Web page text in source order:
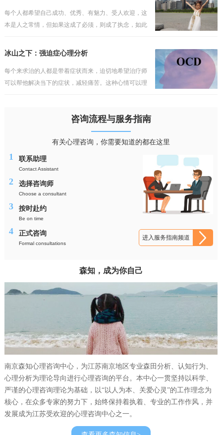
每个人都希望自己成功、优秀、有魅力、受人欢迎，这
本是人之常情，但如果这成了必须，则成了执念，如此
过陷入其中的人依然会把执念当成理想，当成纯真的追
冰山之下：强迫症心理分析
每个来求治的人都是带着症状而来，迫切地希望治疗师
可以帮他解决当下的症状，减轻痛苦。这种心情可以理
咨询流程与服务指南
有关心理咨询，你需要知道的都在这里
进入服务指南频道
1 联系助理
Contact Assistant
2 选择咨询师
Choose a consultant
3 按时赴约
Be on time
4 正式咨询
Formal consultations
森知，成为你自己
南京森知心理咨询中心，为江苏南京地区专业森田分析、认知行为、
心理分析为理论导向进行心理咨询的平台。本中心一贯坚持以科学、
严谨的心理咨询理论为基础，以“以人为本、关爱心灵”的工作理念为
核心，在众多专家的努力下，始终保持着执着、专业的工作作风，并
发展成为江苏受欢迎的心理咨询中心之一。